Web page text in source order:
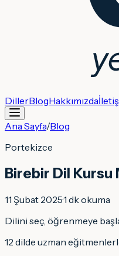
DillerBlogHakkımızda
Ana Sayfa/Blog
Portekizce
Birebir Dil Kursu
11 Şubat 2025·1 dk okuma
Dilini seç, öğrenmeye
12 dilde uzman